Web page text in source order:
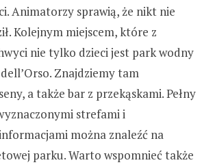
Animatorzy sprawią, że nikt nie
Kolejnym miejscem, które z
nie tylko dzieci jest park wodny
Znajdziemy tam
a także bar z przekąskami. Pełny
strefami i
można znaleźć na
parku. Warto wspomnieć także